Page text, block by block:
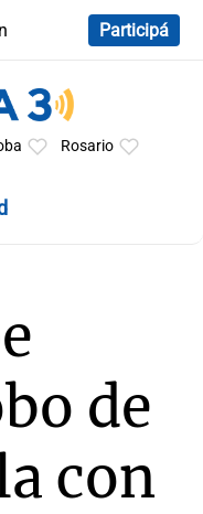
Participá
Rosario
de
con